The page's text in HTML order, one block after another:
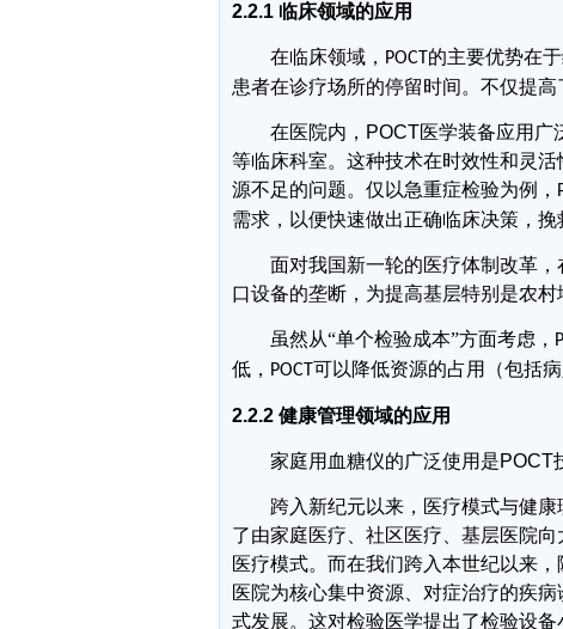
2.2.1 临床领域的应用
在临床领域， POCT的主要优势在
患者在诊疗场所的停留时间。不仅提
在医院内， POCT医学装备应用广
等临床科室。这种技术在时效性和灵
源不足的问题。仅以急重症检验为例，
需求，以便快速做出正确临床决策，挽
面对我国新一轮的医疗体制改革，
口设备的垄断，为提高基层特别是农村
虽然从“单个检验成本”方面考虑，
低， POCT可以降低资源的占用（包括
2.2.2 健康管理领域的应用
家庭用血糖仪的广泛使用是POCT
跨入新纪元以来，医疗模式与健康
了由家庭医疗、社区医疗、基层医院
医疗模式。而在我们跨入本世纪以来
医院为核心集中资源、对症治疗的疾
式发展。这对检验医学提出了检验设备